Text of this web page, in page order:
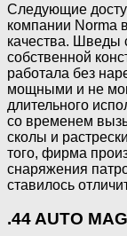
Следующие
компании Norma
качества. Шведы
собственной
работала без
мощными и не
длительного
со временем
сколы и
того, фирма
снаряжения
ставилось
.44 AUTO